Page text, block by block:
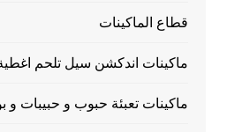
قطاع الماكينات
ماكينات اندكشن سيل تلحم اغطية
ماكينات تعبئة حبوب و حبيبات و